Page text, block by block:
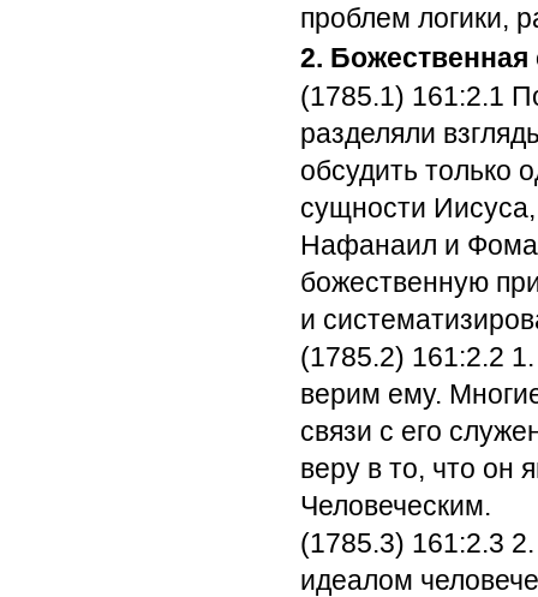
проблем логики,
2.
(1785.1) 161:2.1
разделяли
обсудить только
сущности
Нафанаил и Фома
божественную
и
(1785.2) 161:2.2
верим ему.
связи с его
веру в то, что он
Человеческим.
(1785.3) 161:2.3
идеалом